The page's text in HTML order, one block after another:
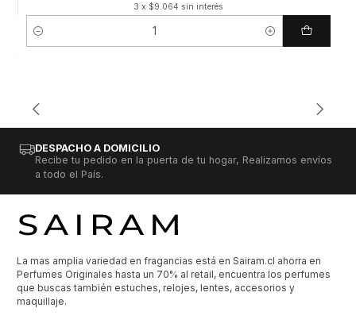
3 x $9.064 sin interés
Cantidad
DESPACHO A DOMICILIO
Recibe tu pedido en la puerta de tu hogar, Realizamos envíos
a todo el País.
La mas amplia variedad en fragancias está en Sairam.cl ahorra en
Perfumes Originales hasta un 70% al retail, encuentra los perfumes
que buscas también estuches, relojes, lentes, accesorios y
maquillaje.